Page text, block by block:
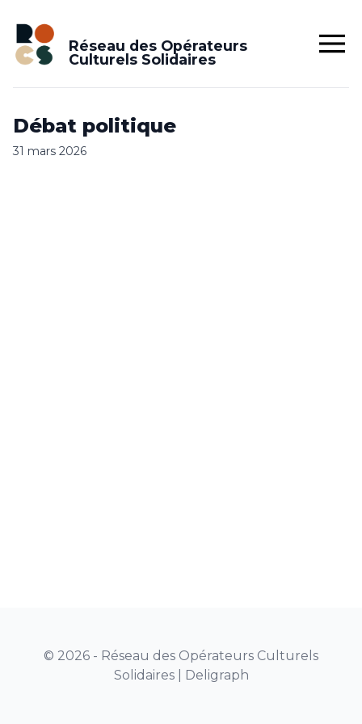
Réseau des Opérateurs
Culturels Solidaires
Débat poli­tique
31 mars 2026
© 2026 - Réseau des Opérateurs Culturels
Solidaires | Deligraph